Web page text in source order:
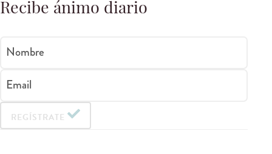
Recibe ánimo diario
Nombre
Email
REGÍSTRATE